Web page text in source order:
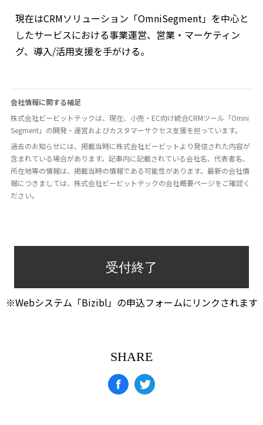
現在はCRMソリューション「OmniSegment」を中心と
したサービスにおける事業運営、営業・マーケティン
グ、導入/活用支援を手がける。
会社情報に関する補足
株式会社ビービットテックは、現在、小売・EC向け統合CRMツール「Omni
Segment」の開発・運営およびカスタマーサクセス支援を担っています。
過去のお知らせには、掲載当時に株式会社ビービットより発信された内容が
含まれている場合があります。記事内に記載されている会社名、代表者名、
所在地等の情報は、掲載当時の情報である可能性があります。最新の会社情
報につきましては、株式会社ビービットテックの会社概要ページをご確認く
ださい。
受付終了
※Webシステム「Bizibl」の申込フォームにリンクされます
SHARE